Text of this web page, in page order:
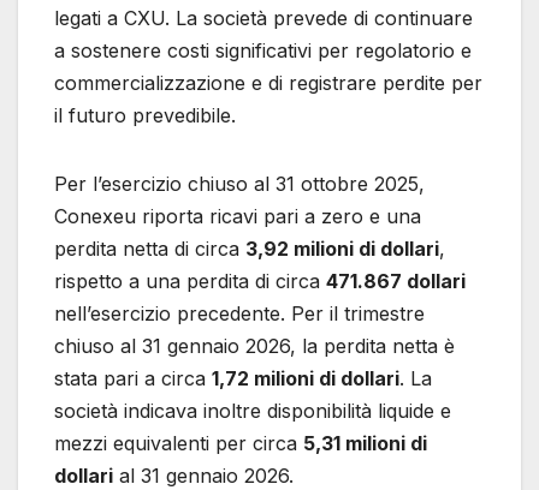
legati a CXU. La società prevede di continuare
a sostenere costi significativi per regolatorio e
commercializzazione e di registrare perdite per
il futuro prevedibile.
Per l’esercizio chiuso al 31 ottobre 2025,
Conexeu riporta ricavi pari a zero e una
perdita netta di circa 3,92 milioni di dollari,
rispetto a una perdita di circa 471.867 dollari
nell’esercizio precedente. Per il trimestre
chiuso al 31 gennaio 2026, la perdita netta è
stata pari a circa 1,72 milioni di dollari. La
società indicava inoltre disponibilità liquide e
mezzi equivalenti per circa 5,31 milioni di
dollari al 31 gennaio 2026.